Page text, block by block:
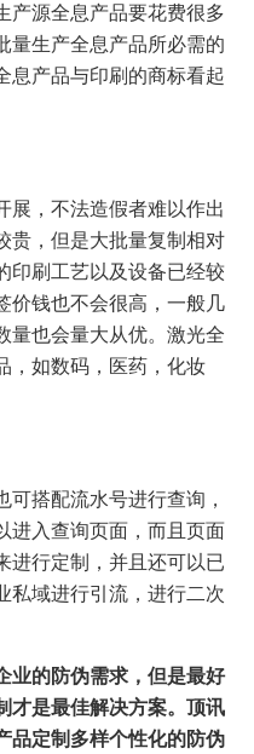
产源全息产品要花费很多
量生产全息产品所必需的
息产品与印刷的商标看起
展，不法造假者难以作出
贵，但是大批量复制相对
印刷工艺以及设备已经较
价钱也不会很高，一般几
量也会量大从优。激光全
，如数码，医药，化妆
搭配流水号进行查询，
进入查询页面，而且页面
进行定制，并且还可以已
私域进行引流，进行二次
业的防伪需求，但是最好
才是最佳解决方案。顶讯
品定制多样个性化的防伪